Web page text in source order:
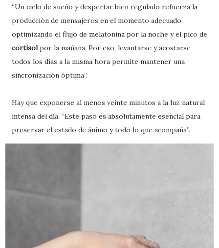
“Un ciclo de sueño y despertar bien regulado refuerza la
producción de mensajeros en el momento adecuado,
optimizando el flujo de melatonina por la noche y el pico de
cortisolpor la mañana. Por eso, levantarse y acostarse
todos los días a la misma hora permite mantener una
sincronización óptima”.
Hay que exponerse al menos veinte minutos a la luz natural
intensa del día. “Este paso es absolutamente esencial para
preservar el estado de ánimo y todo lo que acompaña”.